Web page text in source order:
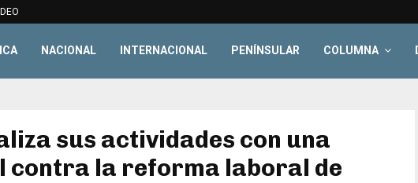
NACIONAL INTERNACIONAL PENÍNSULAR COLUMNA
sus actividades con una
contra la reforma laboral de